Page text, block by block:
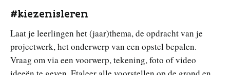
#kiezenisleren
Laat je leerlingen het (jaar)thema, de opdracht van je
projectwerk, het onderwerp van een opstel bepalen.
Vraag om via een voorwerp, tekening, foto of video